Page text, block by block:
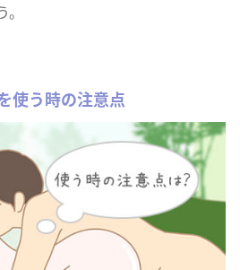
使う時の注意点